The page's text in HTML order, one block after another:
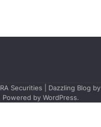
RA Securities | Dazzling Blog by
Powered by WordPress.